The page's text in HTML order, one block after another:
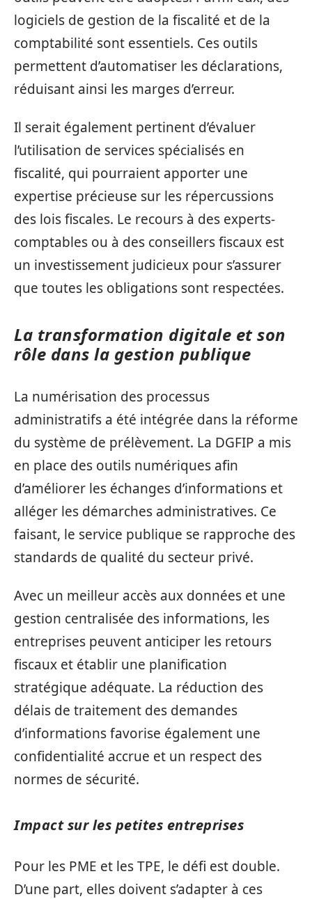
logiciels de gestion de la fiscalité et de la
comptabilité sont essentiels. Ces outils
permettent d’automatiser les déclarations,
réduisant ainsi les marges d’erreur.
Il serait également pertinent d’évaluer
l’utilisation de services spécialisés en
fiscalité, qui pourraient apporter une
expertise précieuse sur les répercussions
des lois fiscales. Le recours à des experts-
comptables ou à des conseillers fiscaux est
un investissement judicieux pour s’assurer
que toutes les obligations sont respectées.
La transformation digitale et son
rôle dans la gestion publique
La numérisation des processus
administratifs a été intégrée dans la réforme
du système de prélèvement. La DGFIP a mis
en place des outils numériques afin
d’améliorer les échanges d’informations et
alléger les démarches administratives. Ce
faisant, le service publique se rapproche des
standards de qualité du secteur privé.
Avec un meilleur accès aux données et une
gestion centralisée des informations, les
entreprises peuvent anticiper les retours
fiscaux et établir une planification
stratégique adéquate. La réduction des
délais de traitement des demandes
d’informations favorise également une
confidentialité accrue et un respect des
normes de sécurité.
Impact sur les petites entreprises
Pour les PME et les TPE, le défi est double.
D’une part, elles doivent s’adapter à ces